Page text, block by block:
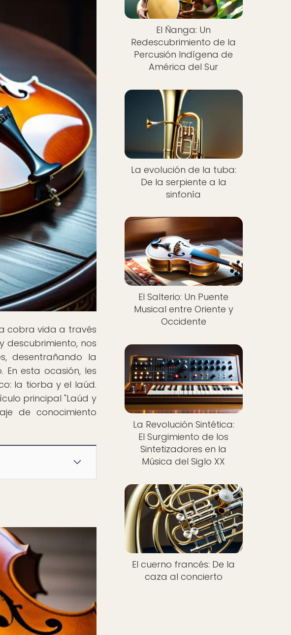
cobra vida a través
descubrimiento, nos
desentrañando la
esta ocasión, les
la tiorba y el laúd.
principal "Laúd y
de conocimiento
El Ñanga: Un
Redescubrimiento de la
Percusión Indígena de
América del Sur
La evolución de la tuba:
De la serpiente a la
sinfonía
El Salterio: Un Puente
Musical entre Oriente y
Occidente
La Revolución Sintética:
El Surgimiento de los
Sintetizadores en la
Música del Siglo XX
El cuerno francés: De la
caza al concierto